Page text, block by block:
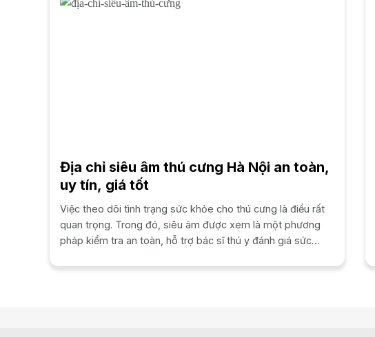
Địa chỉ siêu âm thú cưng Hà Nội an toàn,
uy tín, giá tốt
Việc theo dõi tình trạng sức khỏe cho thú cưng là điều rất
quan trọng. Trong đó, siêu âm được xem là một phương
pháp kiểm tra an toàn, hỗ trợ bác sĩ thú y đánh giá sức